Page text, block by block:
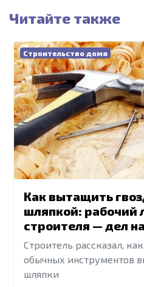
Читайте также
Строительство дома
Как вытащить
шляпкой: рабочий
строителя — дел
Строитель рассказал,
обычных инструментов
шляпки